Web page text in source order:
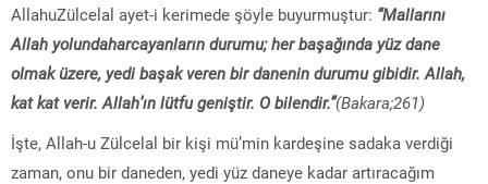
AllahuZülcelal ayet-i kerimede şöyle buyurmuştur: “Mallarını
Allah yolundaharcayanların durumu; her başağında yüz dane
olmak üzere, yedi başak veren bir danenin durumu gibidir. Allah,
kat kat verir. Allah’ın lütfu geniştir. O bilendir.”(Bakara;261)
İşte, Allah-u Zülcelal bir kişi mü’min kardeşine sadaka verdiği
zaman, onu bir daneden, yedi yüz daneye kadar artıracağım